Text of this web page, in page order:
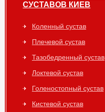
СУСТАВОВ КИЕВ
Коленный сустав
Плечевой сустав
Тазобедренный сустав
Локтевой сустав
Голеностопный сустав
Кистевой сустав